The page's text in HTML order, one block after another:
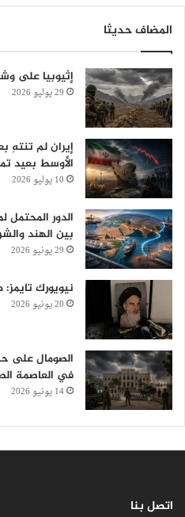
المضاف حديثا
إثيوبيا على
29 يوليو 2026
إيران لم تنتهِ
الأوسط بعيد
10 يوليو 2026
الدور المحتمل
بين الهند
29 يونيو 2026
نيويورك
20 يونيو 2026
الصومال على
في العاصمة
14 يونيو 2026
اتصل بنا